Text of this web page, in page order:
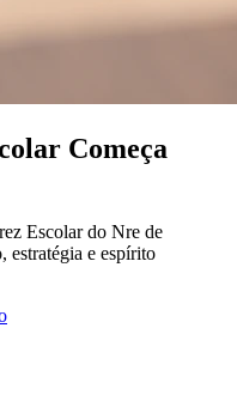
Começa
Escolar do Nre de
estratégia e espírito